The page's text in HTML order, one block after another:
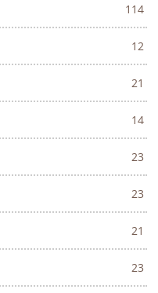
114
12
21
14
23
23
21
23